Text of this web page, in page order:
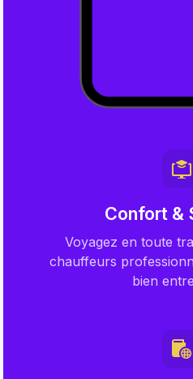
Confort &
Voyagez en toute
chauffeurs
bien